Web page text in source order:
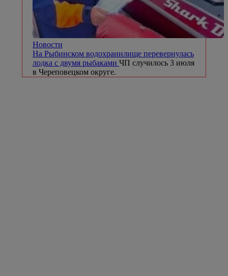
Новости
На Рыбинском водохранилище перевернулась
лодка с двумя рыбаками ЧП случилось 3 июля
в Череповецком округе.